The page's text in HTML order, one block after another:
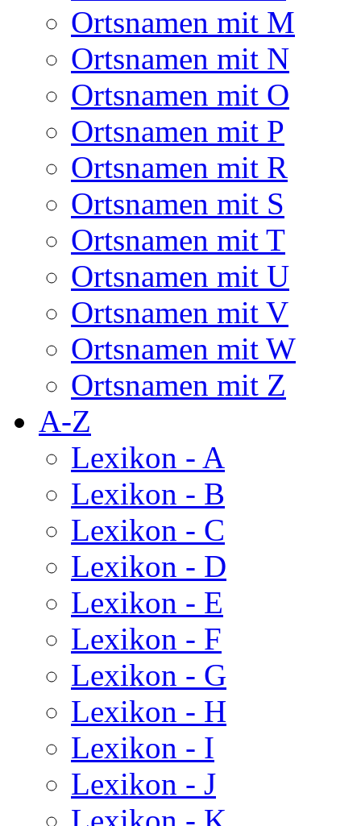
Ortsnamen mit M
Ortsnamen mit N
Ortsnamen mit O
Ortsnamen mit P
Ortsnamen mit R
Ortsnamen mit S
Ortsnamen mit T
Ortsnamen mit U
Ortsnamen mit V
Ortsnamen mit W
Ortsnamen mit Z
A-Z
Lexikon - A
Lexikon - B
Lexikon - C
Lexikon - D
Lexikon - E
Lexikon - F
Lexikon - G
Lexikon - H
Lexikon - I
Lexikon - J